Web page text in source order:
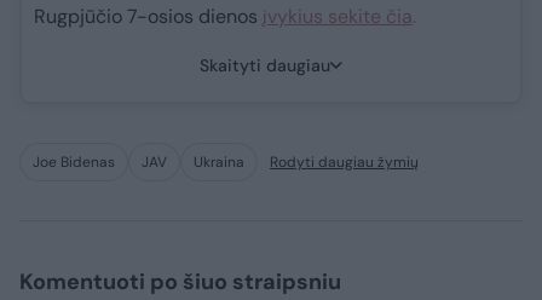
Rugpjūčio 7-osios dienos įvykius sekite čia.
Skaityti daugiau
Joe Bidenas JAV Ukraina Rodyti daugiau žymių
Komentuoti po šiuo straipsniu